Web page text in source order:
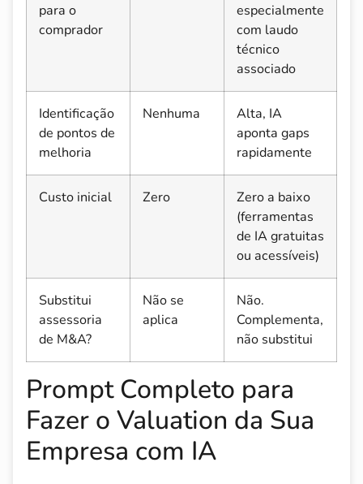
para o
comprador
especialmente
com laudo
técnico
associado
Identificação
de pontos de
melhoria
Nenhuma
Alta, IA
aponta gaps
rapidamente
Custo inicial Zero
Zero a baixo
(ferramentas
de IA gratuitas
ou acessíveis)
Substitui
assessoria
de M&A?
Não se
aplica
Não.
Complementa,
não substitui
Prompt Completo para
Fazer o Valuation da Sua
Empresa com IA